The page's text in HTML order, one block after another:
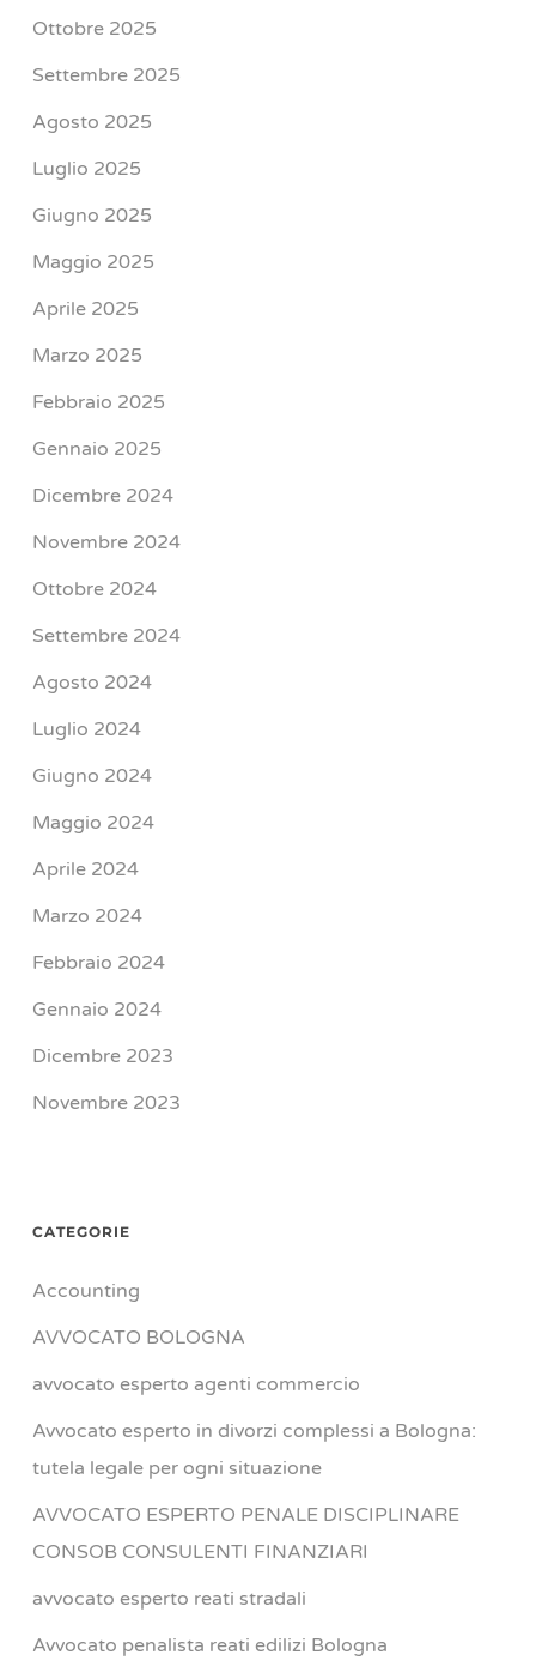
Ottobre 2025
Settembre 2025
Agosto 2025
Luglio 2025
Giugno 2025
Maggio 2025
Aprile 2025
Marzo 2025
Febbraio 2025
Gennaio 2025
Dicembre 2024
Novembre 2024
Ottobre 2024
Settembre 2024
Agosto 2024
Luglio 2024
Giugno 2024
Maggio 2024
Aprile 2024
Marzo 2024
Febbraio 2024
Gennaio 2024
Dicembre 2023
Novembre 2023
CATEGORIE
Accounting
AVVOCATO BOLOGNA
avvocato esperto agenti commercio
Avvocato esperto in divorzi complessi a Bologna:
tutela legale per ogni situazione
AVVOCATO ESPERTO PENALE DISCIPLINARE
CONSOB CONSULENTI FINANZIARI
avvocato esperto reati stradali
Avvocato penalista reati edilizi Bologna